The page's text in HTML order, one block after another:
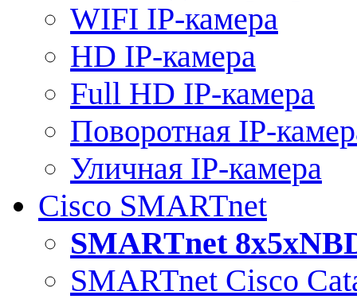
WIFI IP-камера
HD IP-камера
Full HD IP-камера
Поворотная IP-
Уличная IP-камера
Cisco SMARTnet
SMARTnet
SMARTnet Cisco